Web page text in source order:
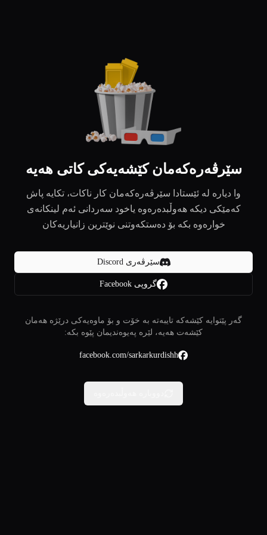
سێرڤەرەکەمان کێشەیەکی کاتی هەیە
وا دیارە لە ئێستادا سێرڤەرەکەمان کار ناکات، تکایە پاش
کەمێکی دیکە هەوڵبدەرەوە یاخود سەردانی ئەم لینکانەی
خوارەوە بکە بۆ دەستکەوتنی نوێترین زانیاریەکان
سێرڤەری Discord
گروپی Facebook
گەر پێتوایە کێشەکە تایبەتە بە خۆت و بۆ ماوەیەکی درێژە هەمان
کێشەت هەیە، لێرە پەیوەندیمان پێوە بکە:
facebook.com/sarkarkurdishh